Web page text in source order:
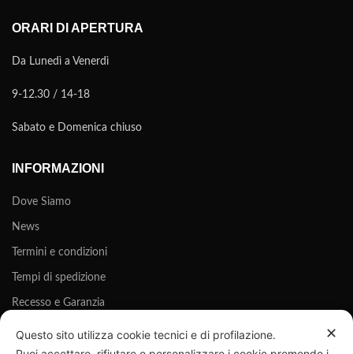
ORARI DI APERTURA
Da Lunedì a Venerdì
9-12.30 / 14-18
Sabato e Domenica chiuso
INFORMAZIONI
Dove Siamo
News
Termini e condizioni
Tempi di spedizione
Recesso e Garanzia
Privacy Policy ✕
Questo sito utilizza cookie tecnici e di profilazione.